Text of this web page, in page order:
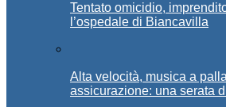
Tentato omicidio,
l’ospedale di Biancavilla
Alta velocità, musica a
assicurazione: una serata